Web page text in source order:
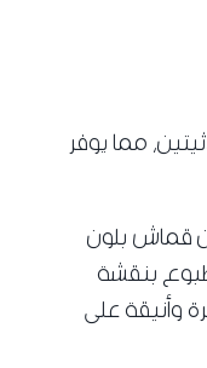
مما يوفر
قماش بلون
بنقشة
وأنيقة على